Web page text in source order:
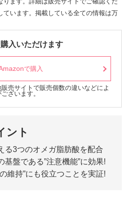
ます。詳細は販売サイトでご確認くだ
います。掲載している全ての情報は万
入いただけます
で購入
売サイトで販売個数の違いなどによ
ざいます。
ント
る3つのオメガ脂肪酸を配合
基盤である”注意機能”に効果!
維持”にも役立つことを実証!